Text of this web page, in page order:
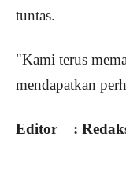
tuntas.
"Kami terus
mendapatkan
Editor :